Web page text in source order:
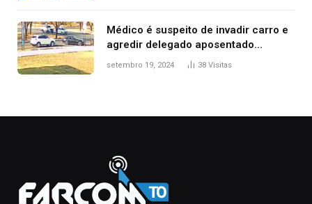
Médico é suspeito de invadir carro e
agredir delegado aposentado
durante confusão no trânsito
setembro 19, 2024 38 Visitas